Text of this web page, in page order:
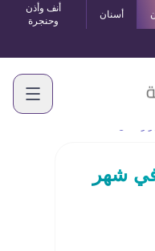
أسنان
أنف وأذن
وحنجرة
في شهر